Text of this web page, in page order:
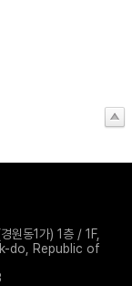
원동1가) 1층 / 1F,
do, Republic of